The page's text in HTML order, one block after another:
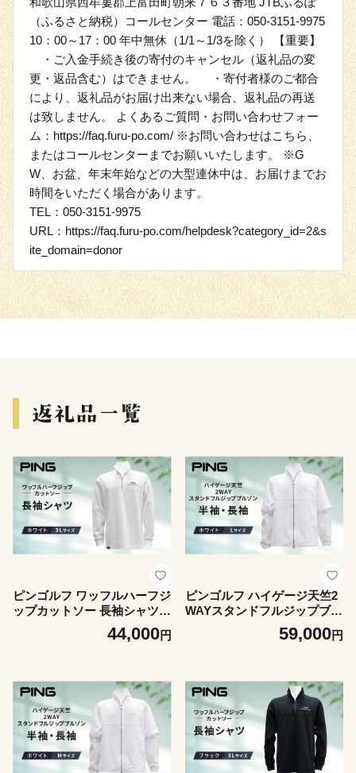
（ふるさと納税）コールセンター 電話：050-3151-9975
10：00～17：00 年中無休（1/1～1/3を除く） 【重要】
・ご入金手続き後の寄付のキャンセル（返礼品の変
更・返品含む）はできません。 ・寄付者様のご都合
により、返礼品がお届け出来ない場合、返礼品の再送
は致しません。 よくあるご質問・お問い合わせフォー
ム：https://faq.furu-po.com/ ※お問い合わせはこちら、
またはコールセンターまでお願いいたします。 ※G
W、お盆、年末年始などの大型連休中は、お届けまでお
時間をいただく場合があります。
TEL：050-3151-9975
URL：https://faq.furu-po.com/helpdesk?category_id=2&s
ite_domain=donor
ピンゴルフ ワッフルハーフジ
ップカットソー 長袖シャツ
ホワイト 3Lサイズ44,000円
ピンゴルフ ハイゲージ天竺2
WAYスタンドフルジップブル
ゾン 半袖 長袖 ホワイト Lサ
59,000円